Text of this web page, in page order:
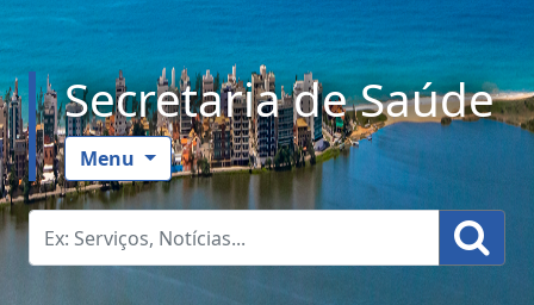
Secretaria de Saúde
Menu